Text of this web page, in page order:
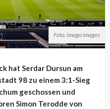
Foto: imago images
hat Serdar Dursun am
98 zu einem 3:1-Sieg
geschossen und
Simon Terodde von